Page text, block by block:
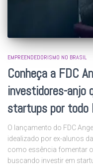
EMPREENDEDORISMO NO BRASIL
Conheça a FDC
investidores-anjo
startups por todo
O lançamento do FDC
idealizado por ex-alunos
como essência fomentar
buscando investir em